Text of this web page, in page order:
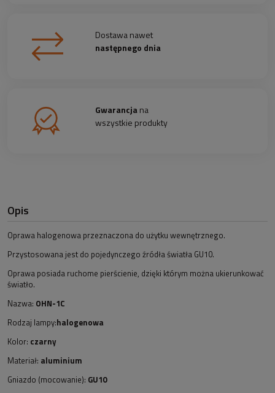
Dostawa nawet
następnego dnia
Gwarancjana
wszystkie produkty
Opis
Oprawa halogenowa przeznaczona do użytku wewnętrznego.
Przystosowana jest do pojedynczego źródła światła GU10.
Oprawa posiada ruchome pierścienie, dzięki którym można ukierunkować
światło.
Nazwa: OHN-1C
Rodzaj lampy:halogenowa
Kolor: czarny
Materiał: aluminium
Gniazdo (mocowanie): GU10